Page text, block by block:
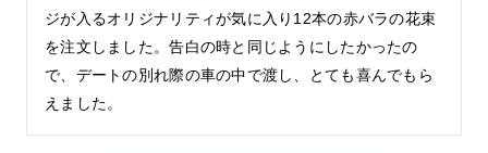
ジが入るオリジナリティが気に入り12本の赤バラの花束
を注文しました。告白の時と同じようにしたかったの
で、デートの別れ際の車の中で渡し、とても喜んでもら
えました。